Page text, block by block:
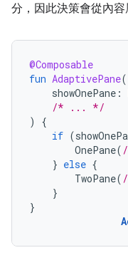
分，因此決策會從內容
@Composable
fun AdaptivePane(
showOnePane :
/* ... */
)
{
if (
OnePane(
} else {
TwoPane(
}
}